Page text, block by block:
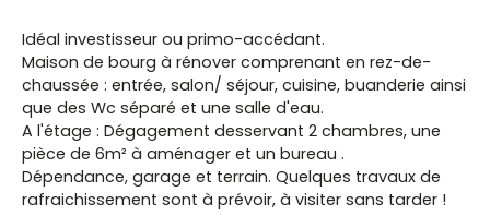
Idéal investisseur ou primo-accédant.
Maison de bourg à rénover comprenant en rez-de-
chaussée : entrée, salon/ séjour, cuisine, buanderie ainsi
que des Wc séparé et une salle d'eau.
A l'étage : Dégagement desservant 2 chambres, une
pièce de 6m² à aménager et un bureau .
Dépendance, garage et terrain. Quelques travaux de
rafraichissement sont à prévoir, à visiter sans tarder !